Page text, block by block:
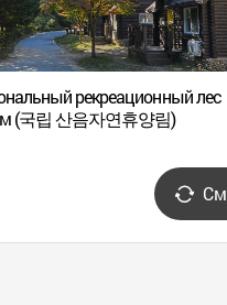
рекреационный лес
(국립 산음자연휴양림)